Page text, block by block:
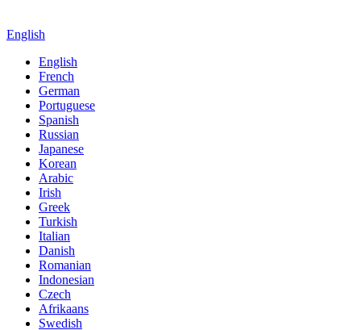
English
English
French
German
Portuguese
Spanish
Russian
Japanese
Korean
Arabic
Irish
Greek
Turkish
Italian
Danish
Romanian
Indonesian
Czech
Afrikaans
Swedish